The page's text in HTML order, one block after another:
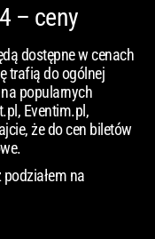
– ceny
dostępne w cenach
trafią do ogólnej
popularnych
Eventim.pl,
że do cen biletów
na